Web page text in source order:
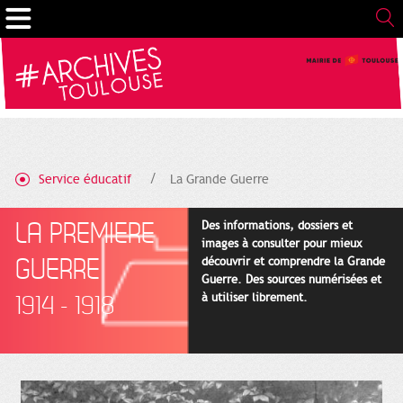
Service éducatif La Grande Guerre
LA PREMIERE
GUERRE
1914 - 1918
Des informations, dossiers et
images à consulter pour mieux
découvrir et comprendre la Grande
Guerre. Des sources numérisées et
à utiliser librement.
Gestion de vos préférences sur les cookies